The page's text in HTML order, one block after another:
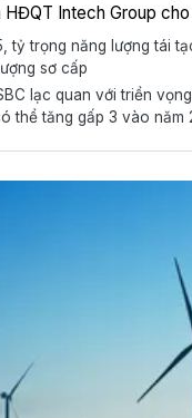
HĐQT Intech Group
tỷ trọng năng lượng tái
sơ cấp
lạc quan với triển
thể tăng gấp 3 vào năm